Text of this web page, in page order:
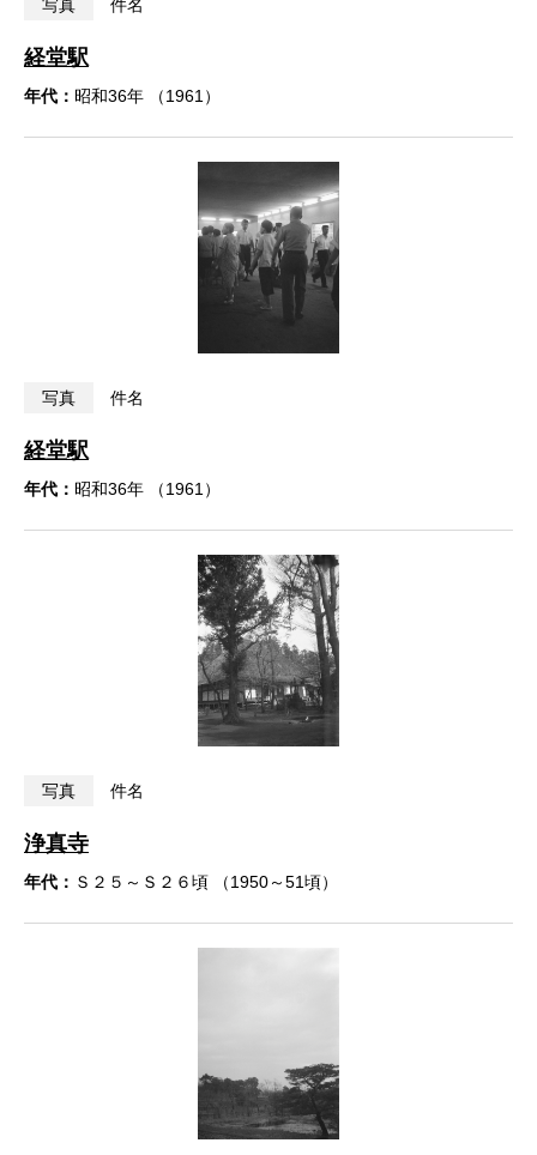
写真 件名
経堂駅
年代： 昭和36年 （1961）
写真 件名
経堂駅
年代： 昭和36年 （1961）
写真 件名
浄真寺
年代： Ｓ２５～Ｓ２６頃 （1950～51頃）